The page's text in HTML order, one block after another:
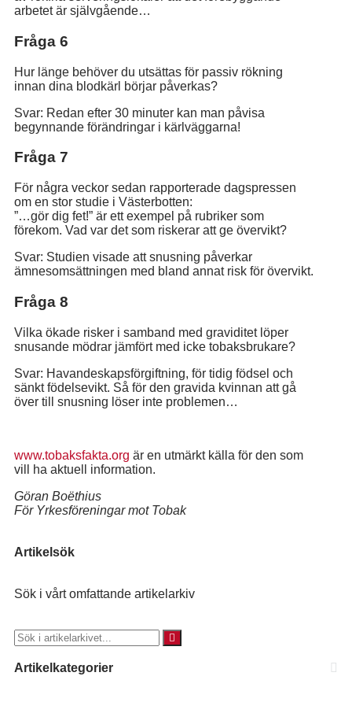
arbetet är självgående…
Fråga 6
Hur länge behöver du utsättas för passiv rökning
innan dina blodkärl börjar påverkas?
Svar: Redan efter 30 minuter kan man påvisa
begynnande förändringar i kärlväggarna!
Fråga 7
För några veckor sedan rapporterade dagspressen
om en stor studie i Västerbotten:
”…gör dig fet!” är ett exempel på rubriker som
förekom. Vad var det som riskerar att ge övervikt?
Svar: Studien visade att snusning påverkar
ämnesomsättningen med bland annat risk för övervikt.
Fråga 8
Vilka ökade risker i samband med graviditet löper
snusande mödrar jämfört med icke tobaksbrukare?
Svar: Havandeskapsförgiftning, för tidig födsel och
sänkt födelsevikt. Så för den gravida kvinnan att gå
över till snusning löser inte problemen…
www.tobaksfakta.org är en utmärkt källa för den som
vill ha aktuell information.
Göran Boëthius
För Yrkesföreningar mot Tobak
Artikelsök
Sök i vårt omfattande artikelarkiv
Artikelkategorier